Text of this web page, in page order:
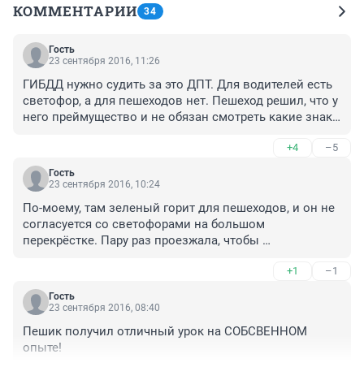
КОММЕНТАРИИ 34
Гость
23 сентября 2016, 11:26
ГИБДД нужно судить за это ДПТ. Для водителей есть
светофор, а для пешеходов нет. Пешеход решил, что у
него преймущество и не обязан смотреть какие знаки
+4 –5
Гость
23 сентября 2016, 10:24
По-моему, там зеленый горит для пешеходов, и он не
согласуется со светофорами на большом
перекрёстке. Пару раз проезжала, чтобы
пешеходов, хотя на большом перекрёстке был для них
зеленый
+1 –1
Гость
23 сентября 2016, 08:40
Пешик получил отличный урок на СОБСВЕННОМ
опыте!